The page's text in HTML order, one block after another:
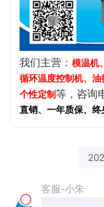
我们主营：模温机
循环温度控制机、
个性定制等，咨询
直销、一年质保、终
客服-小朱